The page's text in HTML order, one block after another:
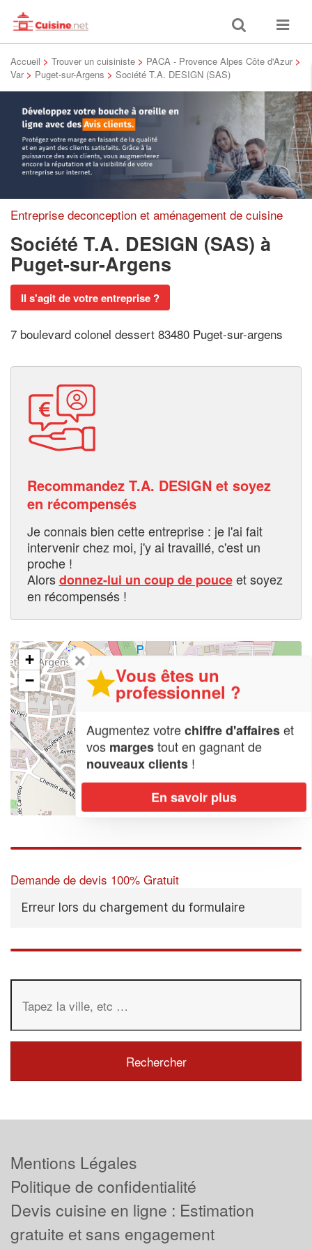
Toggle
search
Toggle
Accueil > Trouver un cuisiniste > PACA - Provence Alpes Côte d'Azur >
Var > Puget-sur-Argens > Société T.A. DESIGN (SAS)
Entreprise deconception et aménagement de cuisine
Société T.A. DESIGN (SAS) à
Puget-sur-Argens
Il s'agit de votre entreprise ?
7 boulevard colonel dessert 83480 Puget-sur-argens
Recommandez T.A. DESIGN et soyez
en récompensés
Je connais bien cette entreprise : je l'ai fait
intervenir chez moi, j'y ai travaillé, c'est un
proche !
Alorsdonnez-lui un coup de pouceet soyez
en récompensés !
+
−
Leaflet| Map data ©OpenStreetMap contributors,CC-BY-SA
Demande de devis 100% Gratuit
Erreur lors du chargement du formulaire
✕
Vous êtes un
professionnel ?
Augmentez votrechiffre d'affaireset
vos margestout en gagnant de
nouveaux clients !
En savoir plus
Mentions Légales
Politique de confidentialité
Devis cuisine en ligne : Estimation
gratuite et sans engagement